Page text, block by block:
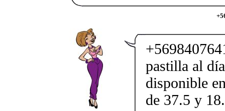
pastilla al
disponible
de 37.5 y